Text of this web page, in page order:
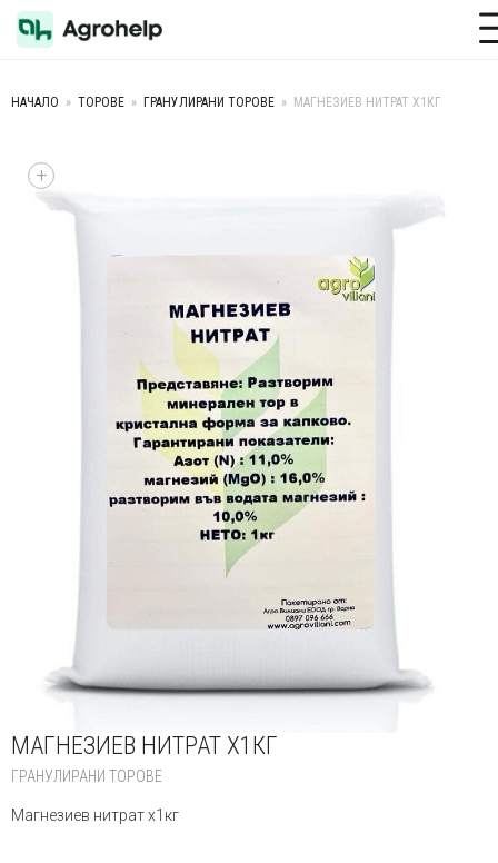
Toggle
НАЧАЛО » ТОРОВЕ » ГРАНУЛИРАНИ ТОРОВЕ » МАГНЕЗИЕВ НИТРАТ Х1КГ
+
МАГНЕЗИЕВ НИТРАТ Х1КГ
ГРАНУЛИРАНИ ТОРОВЕ
Магнезиев нитрат х1кг